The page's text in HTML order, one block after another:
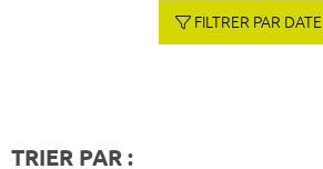
FILTRER PAR DATE
TRIER PAR :